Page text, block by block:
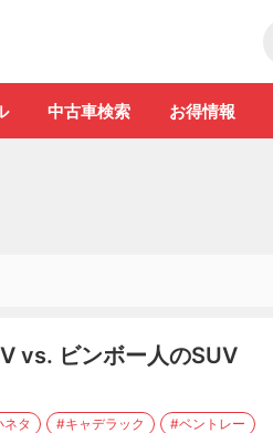
中古車検索 お得情報
vs. ビンボー人のSUV
タ #キャデラック
#ベントレー